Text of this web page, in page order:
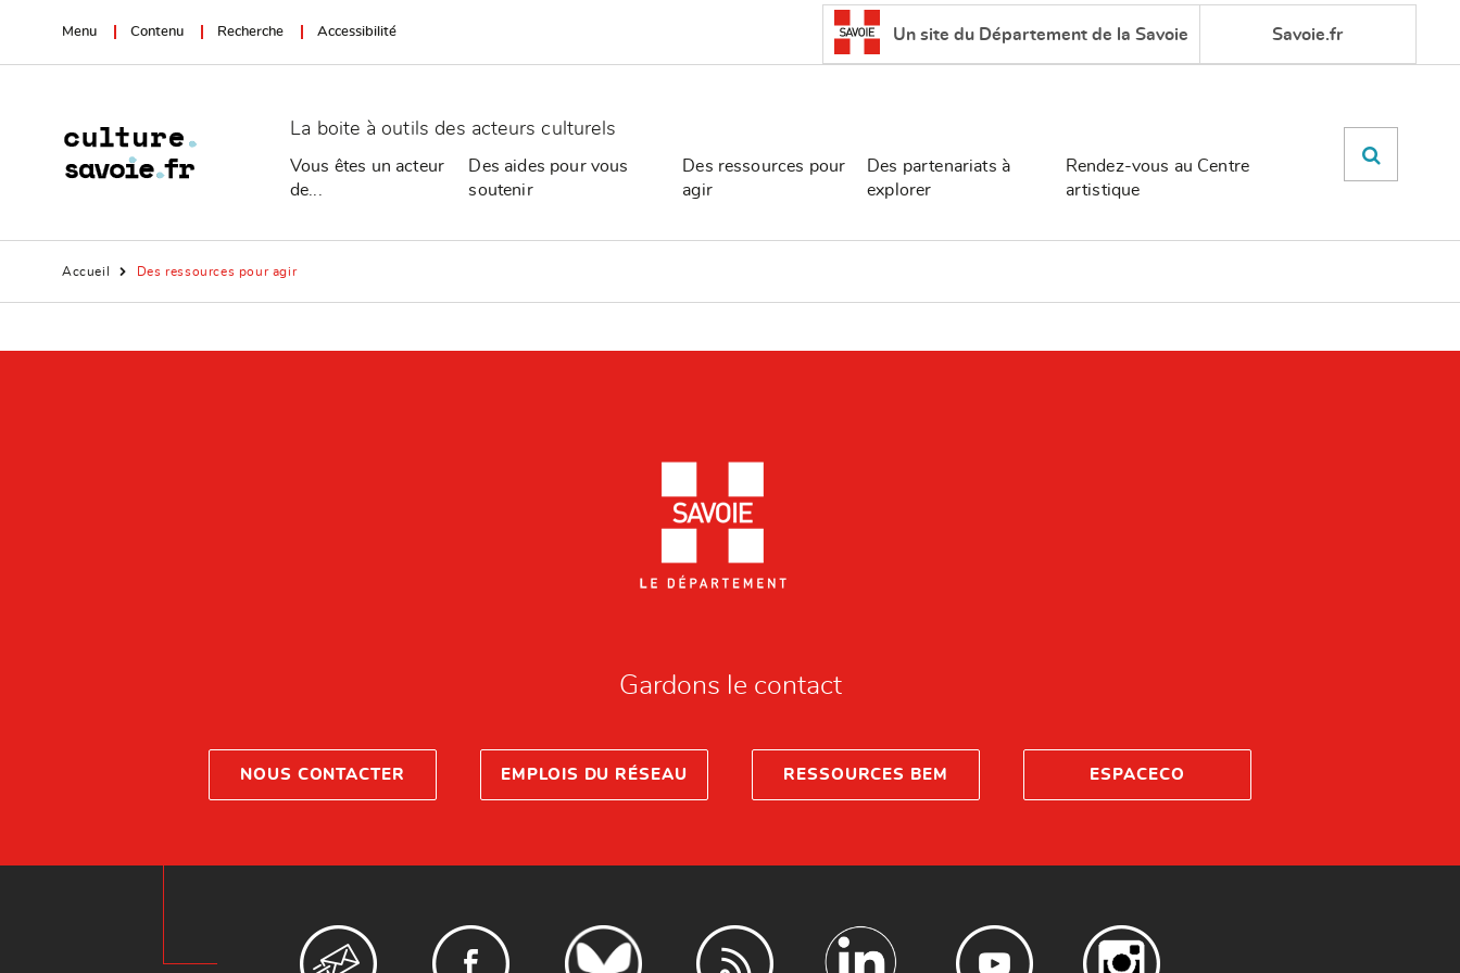
Menu Contenu Recherche Accessibilité Un site du Département de la Savoie Savoie.fr
La boite à outils des acteurs culturels
Vous êtes un acteur
de...
Des aides pour vous
soutenir
Des ressources pour
agir
Des partenariats à
explorer
Rendez-vous au Centre
artistique
Accueil Des ressources pour agir
Gardons le contact
NOUS CONTACTER EMPLOIS DU RÉSEAU RESSOURCES BEM ESPACECO